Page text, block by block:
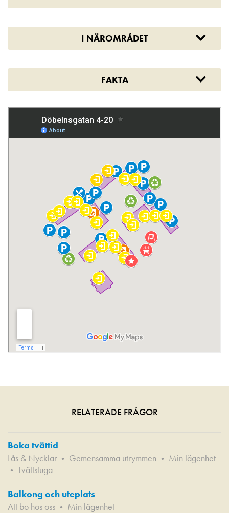
I NÄROMRÅDET
FAKTA
RELATERADE FRÅGOR
Boka tvättid
Lås & Nycklar • Gemensamma utrymmen • Min lägenhet
• Tvättstuga
Balkong och uteplats
Att bo hos oss • Min lägenhet